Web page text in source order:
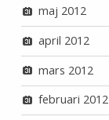
maj 2012
april 2012
mars 2012
februari 2012